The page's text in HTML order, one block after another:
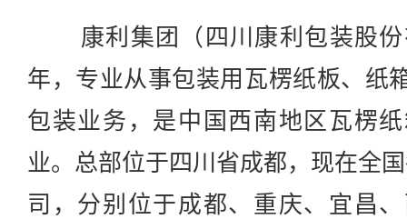
康利集团（四川康利包装股份
年，专业从事包装用瓦楞纸板、纸
包装业务，是中国西南地区瓦楞
业。总部位于四川省成都，现在全
司，分别位于成都、重庆、宜昌